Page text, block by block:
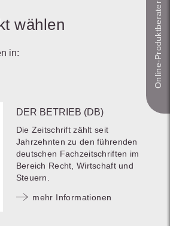
wählen
in:
DER BETRIEB (DB)
Die Zeitschrift zählt seit
Jahrzehnten zu den führenden
deutschen Fachzeitschriften im
Bereich Recht, Wirtschaft und
Steuern.
mehr Informationen
Online-Produkt­berater